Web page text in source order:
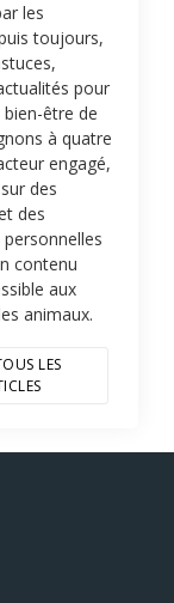
les
toujours,
pour
être de
à quatre
engagé,
des
des
contenu
aux
animaux.
LES